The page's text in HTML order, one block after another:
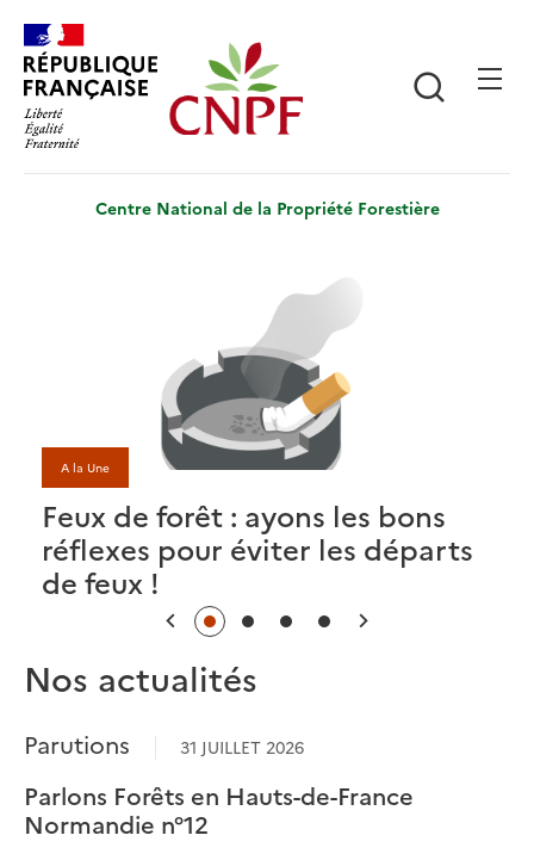
contenu
principal
Centre National de la Propriété Forestière
A la Une
Feux de forêt : ayons les bons
réflexes pour éviter les départs
de feux !
Nos actualités
Parutions 31 JUILLET 2026
Parlons Forêts en Hauts-de-France
Normandie n°12